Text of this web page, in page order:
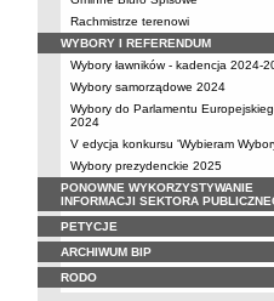
Rachmistrze terenowi
WYBORY I REFERENDUM
Wybory ławników - kadencja 2024-
Wybory samorządowe 2024
Wybory do Parlamentu
2024
V edycja konkursu 'Wybieram
Wybory prezydenckie 2025
PONOWNE WYKORZYSTYWANIE
INFORMACJI SEKTORA
PETYCJE
ARCHIWUM BIP
RODO